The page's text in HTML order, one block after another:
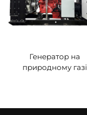
Генератор на
природному газі